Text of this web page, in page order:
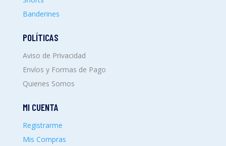
Banderines
POLÍTICAS
Aviso de Privacidad
Envíos y Formas de Pago
Quienes Somos
MI CUENTA
Registrarme
Mis Compras